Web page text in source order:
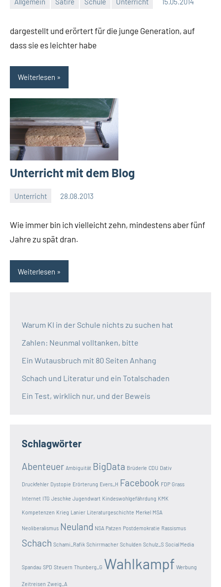
Moutard
Keine
dargestellt und erörtert für die junge Generation, auf
dass sie es leichter habe
Weiterlesen
Unterricht mit dem Blog
Unterricht 28.08.2013
Wie immer bin ich vielleicht zehn, mindestens aber fünf
Jahre zu spät dran.
Weiterlesen
Warum KI in der Schule nichts zu suchen hat
Zahlen: Neunmal volltanken, bitte
Ein Wutausbruch mit 80 Seiten Anhang
Schach und Literatur und ein Totalschaden
Ein Test, wirklich nur, und der Beweis
Schlagwörter
Abenteuer Ambiguität BigData Brüderle CDU Dativ
Druckfehler Dystopie Erörterung Evers_H Facebook FDP Grass
Internet ITG Jeschke Jugendwart Kindeswohlgefährdung KMK
Kompetenzen Krieg Lanier Literaturgeschichte Merkel MSA
Neoliberalismus Neuland NSA Patzen Postdemokratie Rassismus
Schach Schami_Rafik Schirrmacher Schulden Schulz_S Social Media
Spandau SPD Steuern Thunberg_G Wahlkampf Werbung
Zeitreisen Zweig_A